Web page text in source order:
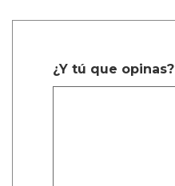
¿Y tú que opinas?